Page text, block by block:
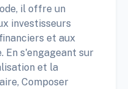
il offre un
investisseurs
et aux
En s'engageant sur
et la
Composer